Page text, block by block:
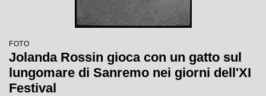
FOTO
Jolanda Rossin gioca con un gatto sul
lungomare di Sanremo nei giorni dell'XI
Festival